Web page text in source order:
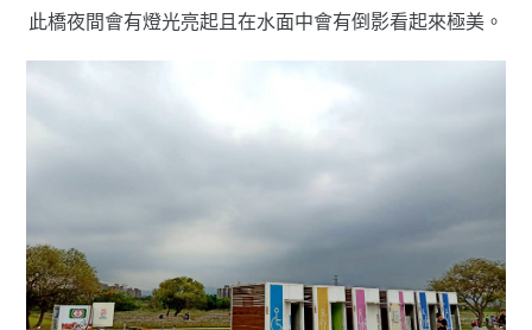
此橋夜間會有燈光亮起且在水面中會有倒影看起來極美。